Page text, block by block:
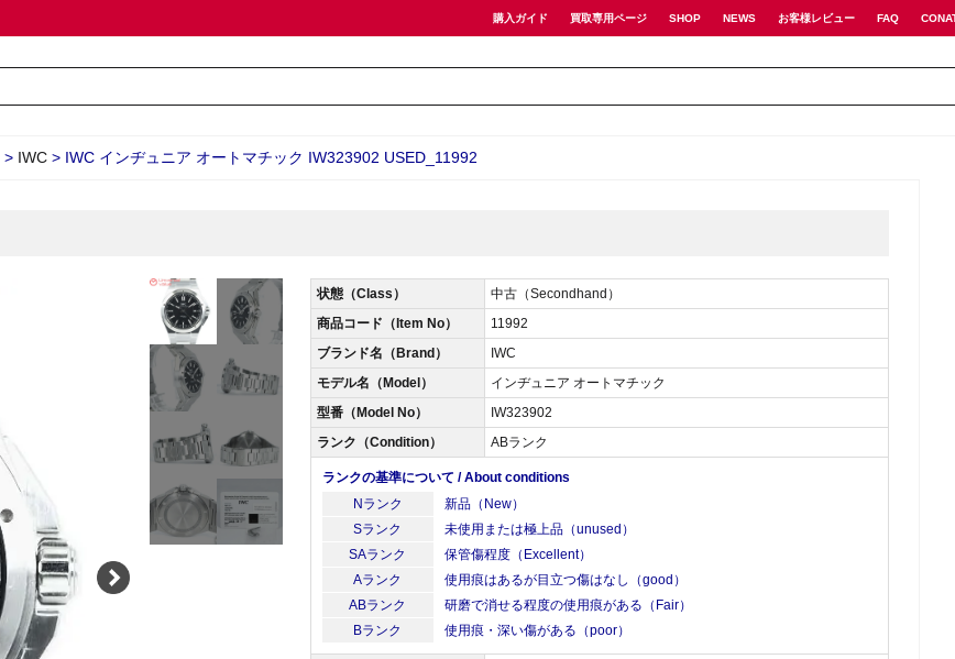
購入ガイド 買取専用ページ SHOP NEWS お客様レビュー FAQ
> IWC > IWC インヂュニア オートマチック IW323902 USED_11992
状態（Class）
中古（Secondhand）
商品コード（Item No）
11992
ブランド名（Brand）
IWC
モデル名（Model）
インヂュニア オートマチック
型番（Model No）
IW323902
ランク（Condition）
ABランク
ランクの基準について / About conditions
Nランク
新品（New）
Sランク
未使用または極上品（unused）
SAランク
保管傷程度（Excellent）
Aランク
使用痕はあるが目立つ傷はなし（good）
ABランク
研磨で消せる程度の使用痕がある（Fair）
Bランク
使用痕・深い傷がある（poor）